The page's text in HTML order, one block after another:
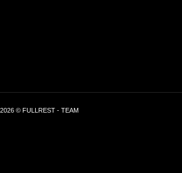
2026 © FULLREST - TEAM